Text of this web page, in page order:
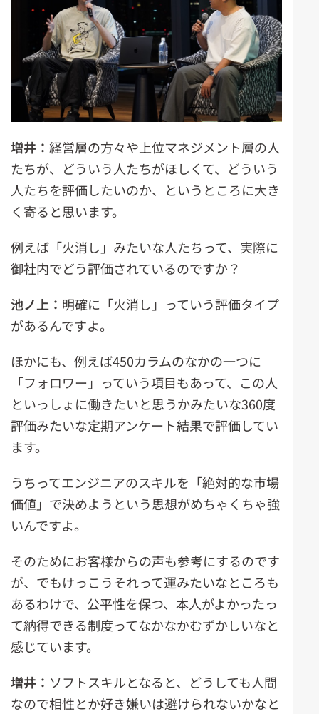
増井： 経営層の方々や上位マネジメント層の人
たちが、どういう人たちがほしくて、どういう
人たちを評価したいのか、というところに大き
く寄ると思います。
例えば「火消し」みたいな人たちって、実際に
御社内でどう評価されているのですか？
池ノ上： 明確に「火消し」っていう評価タイプ
があるんですよ。
ほかにも、例えば450カラムのなかの一つに
「フォロワー」っていう項目もあって、この人
といっしょに働きたいと思うかみたいな360度
評価みたいな定期アンケート結果で評価してい
ます。
うちってエンジニアのスキルを「絶対的な市場
価値」で決めようという思想がめちゃくちゃ強
いんですよ。
そのためにお客様からの声も参考にするのです
が、でもけっこうそれって運みたいなところも
あるわけで、公平性を保つ、本人がよかったっ
て納得できる制度ってなかなかむずかしいなと
感じています。
増井： ソフトスキルとなると、どうしても人間
なので相性とか好き嫌いは避けられないかなと